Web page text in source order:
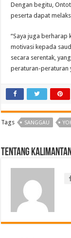
Dengan begitu,
peserta dapat
“Saya juga berharap
motivasi kepada
secara serentak,
peraturan-peraturan
Tags SANGGAU
Tentang